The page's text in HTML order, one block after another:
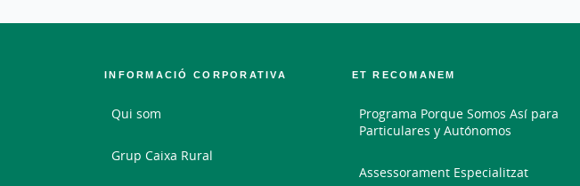
INFORMACIÓ CORPORATIVA
Qui som
Grup Caixa Rural
ET RECOMANEM
Programa Porque Somos Así para
Particulares y Autónomos
Assessorament Especialitzat